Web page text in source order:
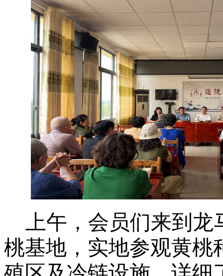
上午，会员们来到
桃基地，实地参观黄桃